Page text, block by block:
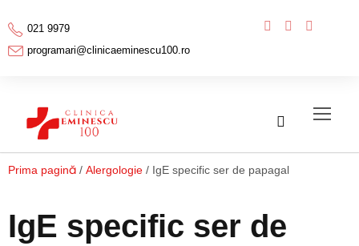
021 9979
programari@clinicaeminescu100.ro
Prima pagină / Alergologie / IgE specific ser de papagal
IgE specific ser de